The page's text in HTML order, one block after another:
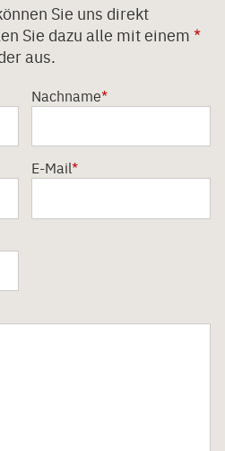
Sie uns direkt
Sie dazu alle mit einem *
aus.
Nachname*
E-Mail*